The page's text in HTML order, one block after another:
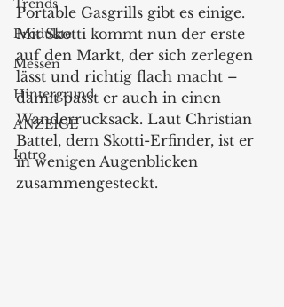
Trends
Produkte
Messen
Hintergrund
ANZEIGE
Intro
Portable Gasgrills gibt es einige.
Mit Skotti kommt nun der erste
auf den Markt, der sich zerlegen
lässt und richtig flach macht –
damit passt er auch in einen
Wanderrucksack. Laut Christian
Battel, dem Skotti-Erfinder, ist er
in wenigen Augenblicken
zusammengesteckt.